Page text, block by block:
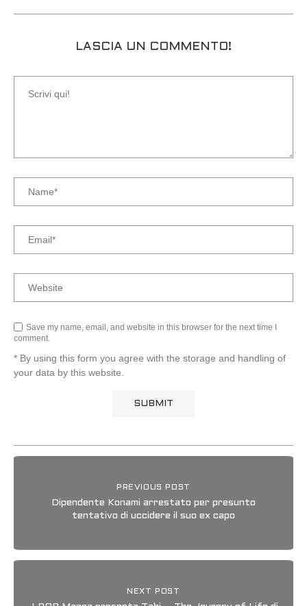
LASCIA UN COMMENTO!
Save my name, email, and website in this browser for the next time I
comment.
* By using this form you agree with the storage and handling of
your data by this website.
PREVIOUS POST
Dipendente Konami arrestato per presunto
tentativo di uccidere il suo ex capo
NEXT POST